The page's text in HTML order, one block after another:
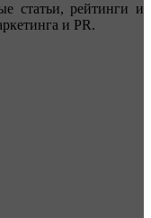
статьи, рейтинги и
и PR.